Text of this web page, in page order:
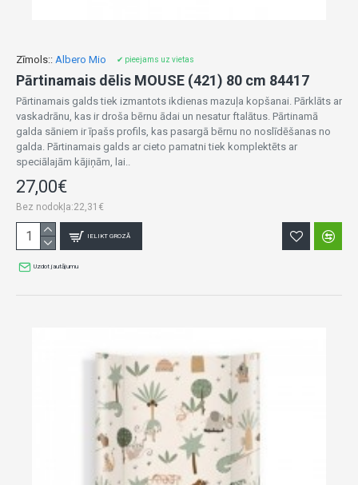
Zīmols:: Albero Mio ✔ pieejams uz vietas
Pārtinamais dēlis MOUSE (421) 80 cm 84417
Pārtinamais galds tiek izmantots ikdienas mazuļa kopšanai. Pārklāts ar
vaskadrānu, kas ir droša bērnu ādai un nesatur ftalātus. Pārtinamā
galda sāniem ir īpašs profils, kas pasargā bērnu no noslīdēšanas no
galda. Pārtinamais galds ar cieto pamatni tiek komplektēts ar
speciālajām kājiņām, lai..
27,00€
Bez nodokļa:22,31€
IELIKT GROZĀ
Uzdot jautājumu